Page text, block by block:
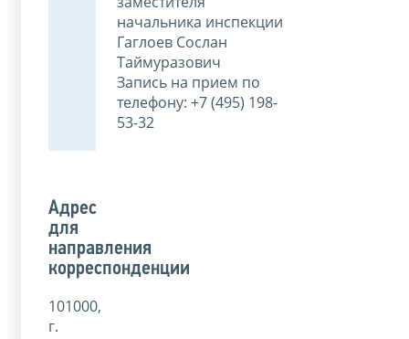
начальника инспекции
Гаглоев Сослан
Таймуразович
Запись на прием по
телефону: +7 (495) 198-
53-32
Адрес
для
направления
корреспонденции
101000,
г.